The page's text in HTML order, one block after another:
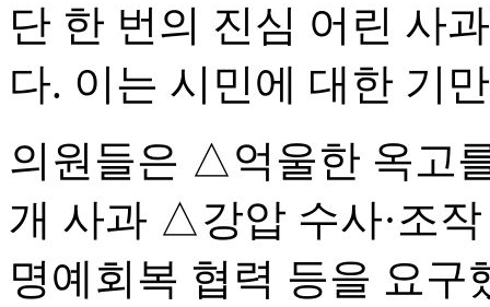
단 한 번의 진심 어린 사
다. 이는 시민에 대한 기
의원들은 △억울한 옥고
개 사과 △강압 수사·조
명예회복 협력 등을 요